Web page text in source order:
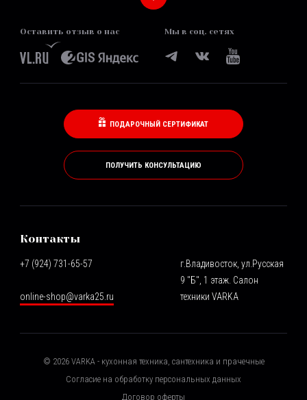
Оставить отзыв о нас Мы в соц. сетях
ПОДАРОЧНЫЙ СЕРТИФИКАТ
ПОЛУЧИТЬ КОНСУЛЬТАЦИЮ
Контакты
+7 (924) 731-65-57
online-shop@varka25.ru
г.Владивосток, ул.Русская
9 "Б", 1 этаж. Салон
техники VARKA
© 2026VARKA - кухонная техника, сантехника и прачечные
Согласие на обработку персональных данных
Договор оферты